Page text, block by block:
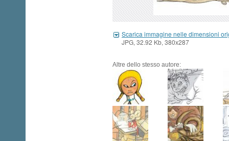
Scarica immagine nelle dimensioni
JPG, 32.92 Kb, 380x287
Altre dello stesso autore: